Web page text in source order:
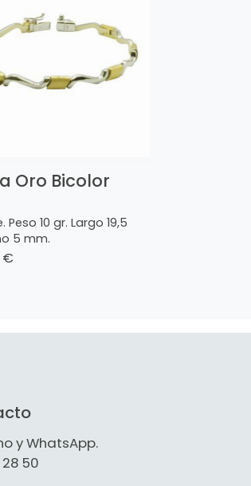
Oro Bicolor
Peso 10 gr. Largo 19,5
5 mm.
€
y WhatsApp.
50